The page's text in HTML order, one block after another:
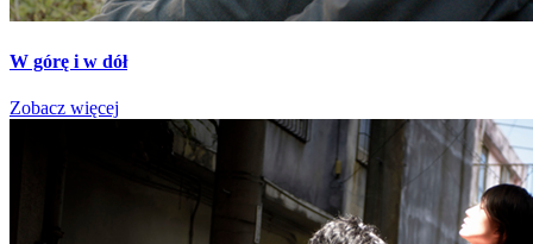
W górę i w dół
Zobacz więcej